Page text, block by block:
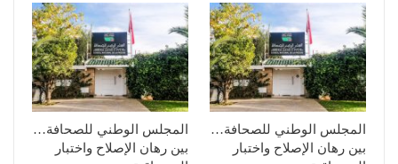
المجلس الوطني للصحافة…
بين رهان الإصلاح واختبار
المجلس الوطني للصحافة…
بين رهان الإصلاح واختبار